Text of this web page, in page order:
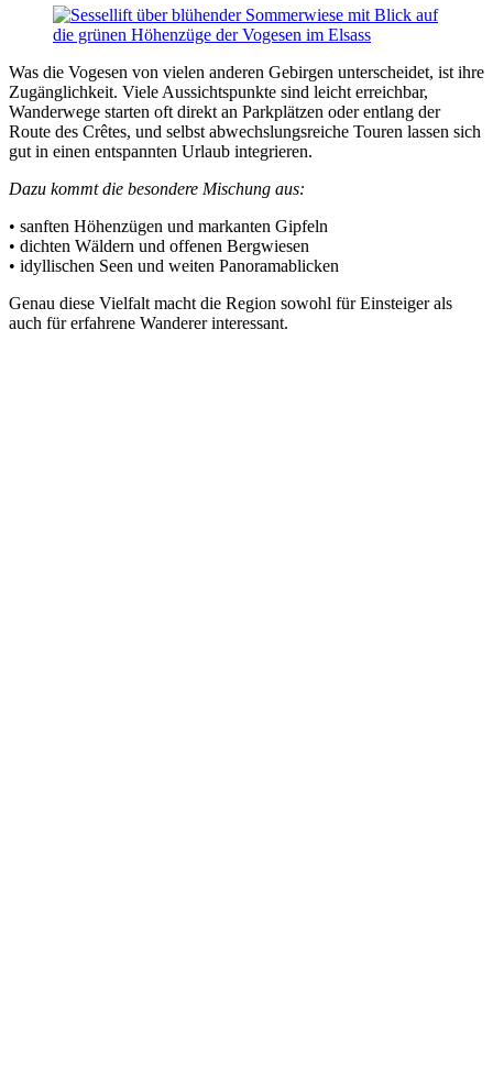
Was die Vogesen von vielen anderen Gebirgen unterscheidet, ist ihre
Zugänglichkeit. Viele Aussichtspunkte sind leicht erreichbar,
Wanderwege starten oft direkt an Parkplätzen oder entlang der
Route des Crêtes, und selbst abwechslungsreiche Touren lassen sich
gut in einen entspannten Urlaub integrieren.
Dazu kommt die besondere Mischung aus:
• sanften Höhenzügen und markanten Gipfeln
• dichten Wäldern und offenen Bergwiesen
• idyllischen Seen und weiten Panoramablicken
Genau diese Vielfalt macht die Region sowohl für Einsteiger als
auch für erfahrene Wanderer interessant.